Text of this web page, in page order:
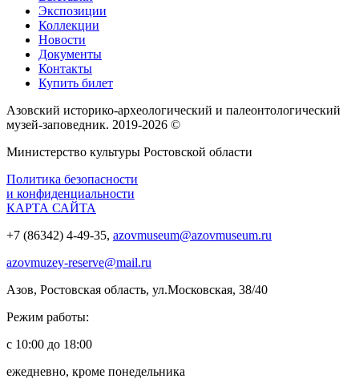
Экспозиции
Коллекции
Новости
Документы
Контакты
Купить билет
Азовский историко‑археологический и палеонтологический
музей‑заповедник. 2019-2026 ©
Министерство культуры Ростовской области
Политика безопасности
и конфиденциальности
КАРТА САЙТА
+7 (86342) 4-49-35, azovmuseum@azovmuseum.ru
azovmuzey-reserve@mail.ru
Азов, Ростовская область, ул.Московская, 38/40
Режим работы:
с 10:00 до 18:00
ежедневно, кроме понедельника